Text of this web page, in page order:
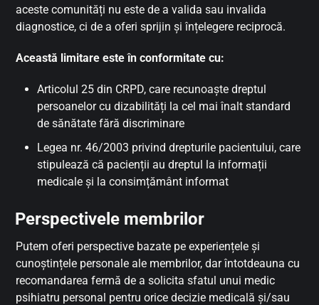
aceste comunități nu este de a valida sau invalida
diagnostice, ci de a oferi sprijin și înțelegere reciprocă.
Această limitare este în conformitate cu:
Articolul 25 din CRPD, care recunoaște dreptul
persoanelor cu dizabilități la cel mai înalt standard
de sănătate fără discriminare
Legea nr. 46/2003 privind drepturile pacientului, care
stipulează că pacienții au dreptul la informații
medicale și la consimțământ informat
Perspectivele membrilor
Putem oferi perspective bazate pe experiențele și
cunoștințele personale ale membrilor, dar întotdeauna cu
recomandarea fermă de a solicita sfatul unui medic
psihiatru personal pentru orice decizie medicală și/sau